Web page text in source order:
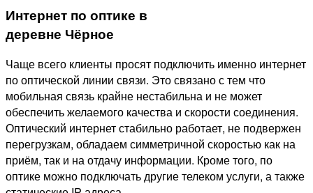
Интернет по оптике в
деревне Чёрное
Чаще всего клиенты просят подключить именно интернет
по оптической линии связи. Это связано с тем что
мобильная связь крайне нестабильна и не может
обеспечить желаемого качества и скорости соединения.
Оптический интернет стабильно работает, не подвержен
перегрузкам, обладаем симметричной скоростью как на
приём, так и на отдачу информации. Кроме того, по
оптике можно подключать другие телеком услуги, а также